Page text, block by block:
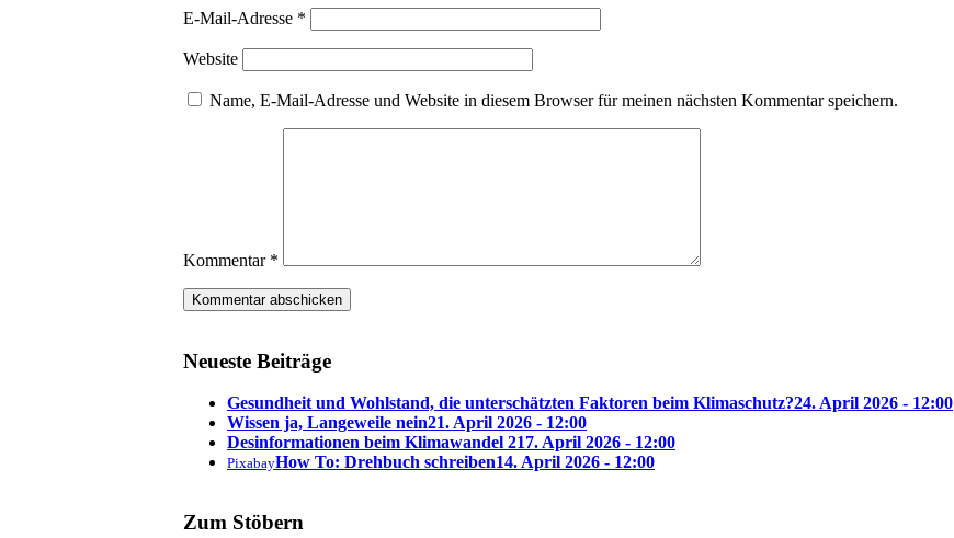
E-Mail-Adresse *
Website
Name, E-Mail-Adresse und Website in diesem Browser für meinen nächsten Kommentar speichern.
Kommentar *
Neueste Beiträge
Gesundheit und Wohlstand, die unterschätzten Faktoren beim Klimaschutz?24. April 2026 - 12:00
Wissen ja, Langeweile nein21. April 2026 - 12:00
Desinformationen beim Klimawandel 217. April 2026 - 12:00
PixabayHow To: Drehbuch schreiben14. April 2026 - 12:00
Zum Stöbern